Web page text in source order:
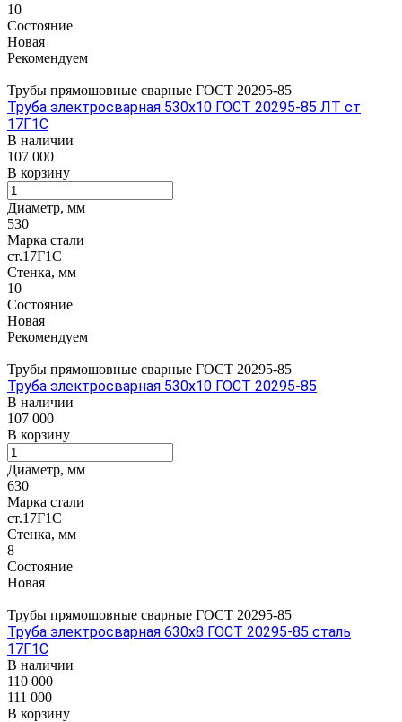
10
Состояние
Новая
Рекомендуем
Трубы прямошовные сварные ГОСТ 20295-85
Труба электросварная 530х10 ГОСТ 20295-85 ЛТ ст
17Г1С
В наличии
107 000
В корзину
Диаметр, мм
530
Марка стали
ст.17Г1С
Стенка, мм
10
Состояние
Новая
Рекомендуем
Трубы прямошовные сварные ГОСТ 20295-85
Труба электросварная 530х10 ГОСТ 20295-85
В наличии
107 000
В корзину
Диаметр, мм
630
Марка стали
ст.17Г1С
Стенка, мм
8
Состояние
Новая
Трубы прямошовные сварные ГОСТ 20295-85
Труба электросварная 630х8 ГОСТ 20295-85 сталь
17Г1С
В наличии
110 000
111 000
В корзину